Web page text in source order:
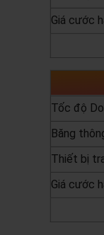
Giá cước
Tốc độ
Băng
Thiết bị
Giá cước